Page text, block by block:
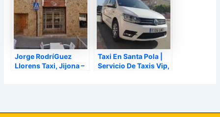
Jorge RodríGuez
Llorens Taxi, Jijona –
Taxi En Santa Pola |
Servicio De Taxis Vip,